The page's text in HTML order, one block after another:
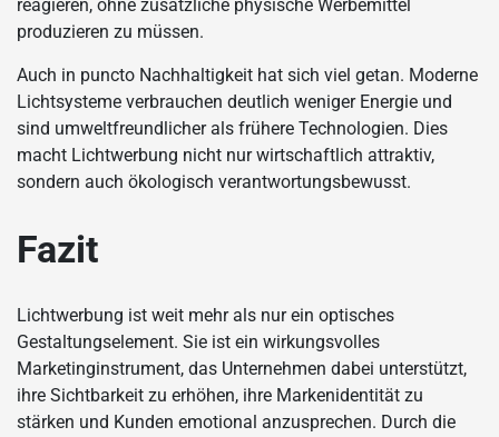
reagieren, ohne zusätzliche physische Werbemittel
produzieren zu müssen.
Auch in puncto Nachhaltigkeit hat sich viel getan. Moderne
Lichtsysteme verbrauchen deutlich weniger Energie und
sind umweltfreundlicher als frühere Technologien. Dies
macht Lichtwerbung nicht nur wirtschaftlich attraktiv,
sondern auch ökologisch verantwortungsbewusst.
Fazit
Lichtwerbung ist weit mehr als nur ein optisches
Gestaltungselement. Sie ist ein wirkungsvolles
Marketinginstrument, das Unternehmen dabei unterstützt,
ihre Sichtbarkeit zu erhöhen, ihre Markenidentität zu
stärken und Kunden emotional anzusprechen. Durch die